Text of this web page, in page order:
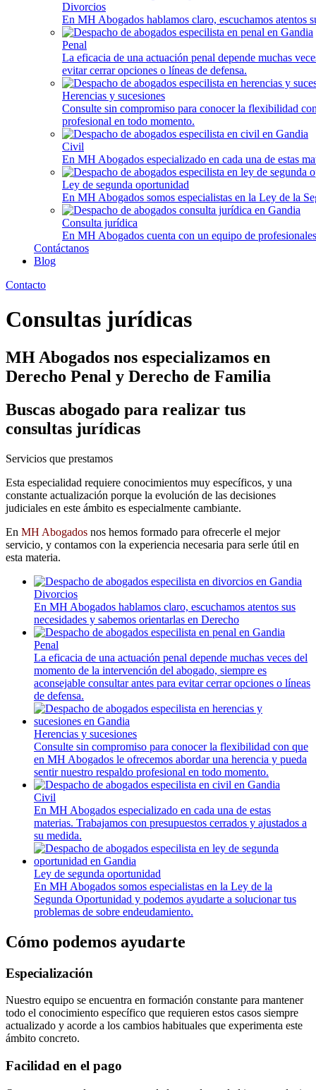
Divorcios
En MH Abogados hablamos claro, escuchamos atentos
Penal
La eficacia de una actuación penal depende muchas
evitar cerrar opciones o líneas de defensa.
Herencias y sucesiones
Consulte sin compromiso para conocer la flexibilidad
profesional en todo momento.
Civil
En MH Abogados especializado en cada una de estas
Ley de segunda oportunidad
En MH Abogados somos especialistas en la Ley de la
Consulta jurídica
En MH Abogados cuenta con un equipo de
Contáctanos
Blog
Contacto
Consultas jurídicas
MH Abogados nos especializamos en
Derecho Penal y Derecho de Familia
Buscas abogado para realizar tus
consultas jurídicas
Servicios que prestamos
Esta especialidad requiere conocimientos muy específicos, y una
constante actualización porque la evolución de las decisiones
judiciales en este ámbito es especialmente cambiante.
En MH Abogados nos hemos formado para ofrecerle el mejor
servicio, y contamos con la experiencia necesaria para serle útil en
esta materia.
Divorcios
En MH Abogados hablamos claro, escuchamos atentos sus
necesidades y sabemos orientarlas en Derecho
Penal
La eficacia de una actuación penal depende muchas veces del
momento de la intervención del abogado, siempre es
aconsejable consultar antes para evitar cerrar opciones o líneas
de defensa.
Herencias y sucesiones
Consulte sin compromiso para conocer la flexibilidad con que
en MH Abogados le ofrecemos abordar una herencia y pueda
sentir nuestro respaldo profesional en todo momento.
Civil
En MH Abogados especializado en cada una de estas
materias. Trabajamos con presupuestos cerrados y ajustados a
su medida.
Ley de segunda oportunidad
En MH Abogados somos especialistas en la Ley de la
Segunda Oportunidad y podemos ayudarte a solucionar tus
problemas de sobre endeudamiento.
Cómo podemos ayudarte
Especialización
Nuestro equipo se encuentra en formación constante para mantener
todo el conocimiento específico que requieren estos casos siempre
actualizado y acorde a los cambios habituales que experimenta este
ámbito concreto.
Facilidad en el pago